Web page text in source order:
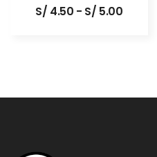
S/ 4.50 - S/ 5.00